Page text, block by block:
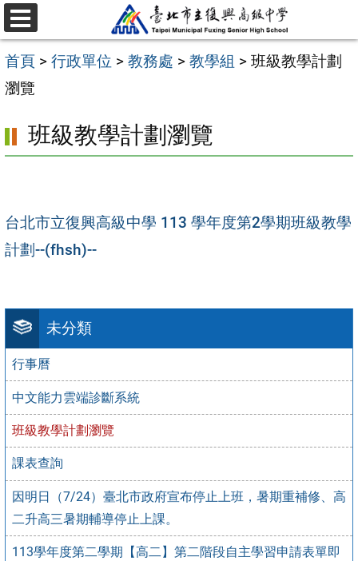
跳
至
主
要
容
選
單
首頁 > 行政單位 > 教務處 > 教學組 > 班級教學計劃
瀏覽
未分類
行事曆
中文能力雲端診斷系統
班級教學計劃瀏覽
課表查詢
因明日（7/24）臺北市政府宣布停止上班，暑期重補修、高
二升高三暑期輔導停止上課。
113學年度第二學期【高二】第二階段自主學習申請表單即
班級教學計劃瀏覽
台北市立復興高級中學 113 學年度第2學期班級教學
計劃--(fhsh)--